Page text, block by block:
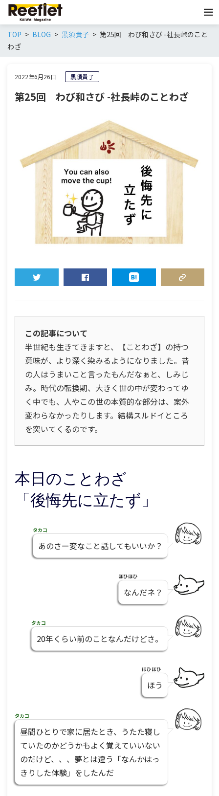
TOP BLOG 黒須貴子
第25回 わび和さび -社長峠のこと
わざ
2022年6月26日 黒須貴子
第25回 わび和さび -社長峠のことわざ
この記事について
半世紀も生きてきますと、【ことわざ】の持つ
意味が、より深く染みるようになりました。昔
の人はうまいこと言ったもんだなぁと、しみじ
み。時代の転換期、大きく世の中が変わってゆ
く中でも、人やこの世の本質的な部分は、案外
変わらなかったりします。結構スルドイところ
を突いてくるのです。
本日のことわざ
「後悔先に立たず」
タカコ
あのさー変なこと話してもいいか？
ほひほひ
なんだネ？
タカコ
20年くらい前のことなんだけどさ。
ほひほひ
ほう
タカコ
昼間ひとりで家に居たとき、うたた寝し
ていたのかどうかもよく覚えていいない
のだけど、、、夢とは違う「なんかはっ
きりした体験」をしたんだ